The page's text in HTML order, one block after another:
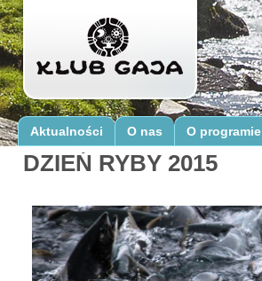
Aktualności O nas O programie
DZIEŃ RYBY 2015